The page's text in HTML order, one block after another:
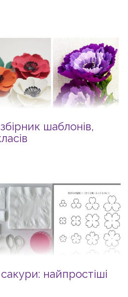
шаблонів,
найпростіші